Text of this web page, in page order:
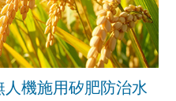
機施用矽肥防治水